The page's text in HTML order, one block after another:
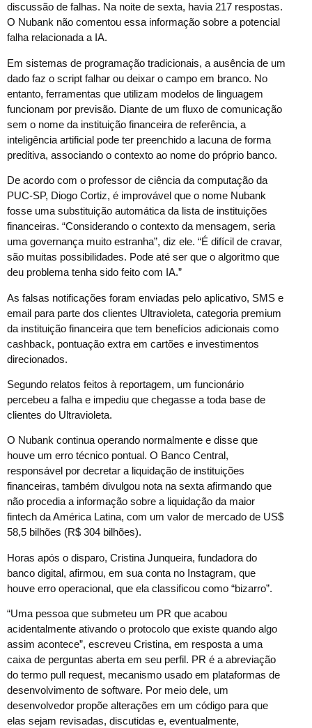
discussão de falhas. Na noite de sexta, havia 217 respostas.
O Nubank não comentou essa informação sobre a potencial
falha relacionada a IA.
Em sistemas de programação tradicionais, a ausência de um
dado faz o script falhar ou deixar o campo em branco. No
entanto, ferramentas que utilizam modelos de linguagem
funcionam por previsão. Diante de um fluxo de comunicação
sem o nome da instituição financeira de referência, a
inteligência artificial pode ter preenchido a lacuna de forma
preditiva, associando o contexto ao nome do próprio banco.
De acordo com o professor de ciência da computação da
PUC-SP, Diogo Cortiz, é improvável que o nome Nubank
fosse uma substituição automática da lista de instituições
financeiras. “Considerando o contexto da mensagem, seria
uma governança muito estranha”, diz ele. “É difícil de cravar,
são muitas possibilidades. Pode até ser que o algoritmo que
deu problema tenha sido feito com IA.”
As falsas notificações foram enviadas pelo aplicativo, SMS e
email para parte dos clientes Ultravioleta, categoria premium
da instituição financeira que tem benefícios adicionais como
cashback, pontuação extra em cartões e investimentos
direcionados.
Segundo relatos feitos à reportagem, um funcionário
percebeu a falha e impediu que chegasse a toda base de
clientes do Ultravioleta.
O Nubank continua operando normalmente e disse que
houve um erro técnico pontual. O Banco Central,
responsável por decretar a liquidação de instituições
financeiras, também divulgou nota na sexta afirmando que
não procedia a informação sobre a liquidação da maior
fintech da América Latina, com um valor de mercado de US$
58,5 bilhões (R$ 304 bilhões).
Horas após o disparo, Cristina Junqueira, fundadora do
banco digital, afirmou, em sua conta no Instagram, que
houve erro operacional, que ela classificou como “bizarro”.
“Uma pessoa que submeteu um PR que acabou
acidentalmente ativando o protocolo que existe quando algo
assim acontece”, escreveu Cristina, em resposta a uma
caixa de perguntas aberta em seu perfil. PR é a abreviação
do termo pull request, mecanismo usado em plataformas de
desenvolvimento de software. Por meio dele, um
desenvolvedor propõe alterações em um código para que
elas sejam revisadas, discutidas e, eventualmente,